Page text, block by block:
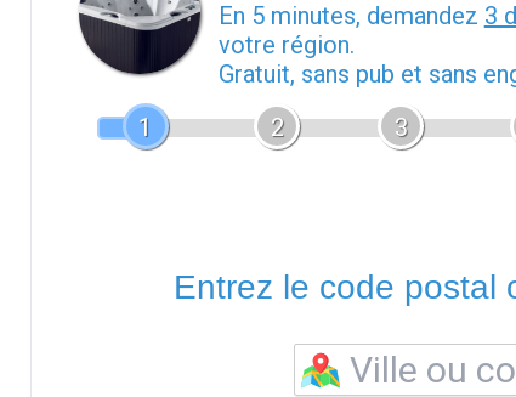
En 5 minutes, demandez 3
votre région.
Gratuit, sans pub et sans
1
2 3
Entrez le code postal